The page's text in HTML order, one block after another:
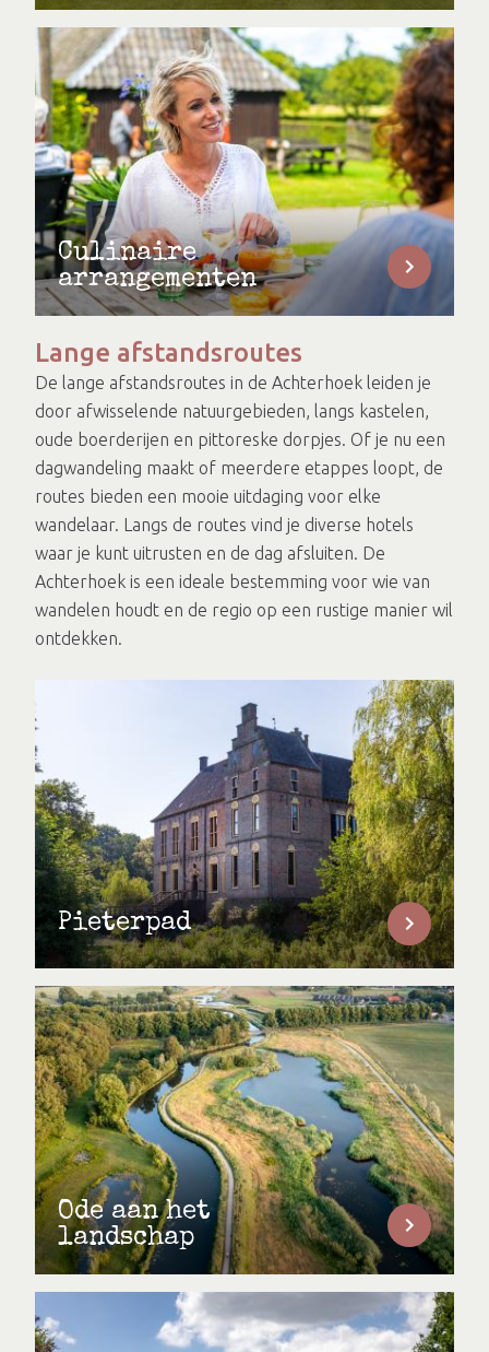
Culinaire
arrangementen
Lange afstandsroutes
De lange afstandsroutes in de Achterhoek leiden je
door afwisselende natuurgebieden, langs kastelen,
oude boerderijen en pittoreske dorpjes. Of je nu een
dagwandeling maakt of meerdere etappes loopt, de
routes bieden een mooie uitdaging voor elke
wandelaar. Langs de routes vind je diverse hotels
waar je kunt uitrusten en de dag afsluiten. De
Achterhoek is een ideale bestemming voor wie van
wandelen houdt en de regio op een rustige manier wil
ontdekken.
Pieterpad
Ode aan het
landschap